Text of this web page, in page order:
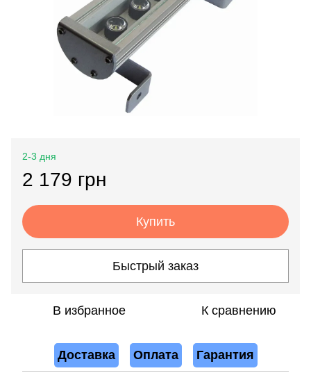
2-3 дня
2 179 грн
Купить
Быстрый заказ
В избранное К сравнению
Доставка Оплата Гарантия